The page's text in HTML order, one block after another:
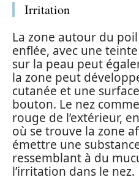
Irritation
La zone autour du
enflée, avec une
sur la peau peut
la zone peut
cutanée et une
bouton. Le nez
rouge de l’extérieur,
où se trouve la zone
émettre une
ressemblant à du
l’irritation dans le nez.